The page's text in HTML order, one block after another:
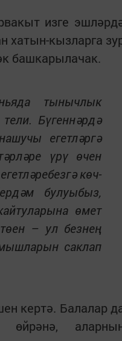
изге
хатын-кызларга
башкарылачак.
тынычлык
Бүгеннәрдә
егетләргә
үрү өчен
көч-
булуыбыз,
өмет
– ул безнең
саклап
кертә. Балалар
өйрәнә,